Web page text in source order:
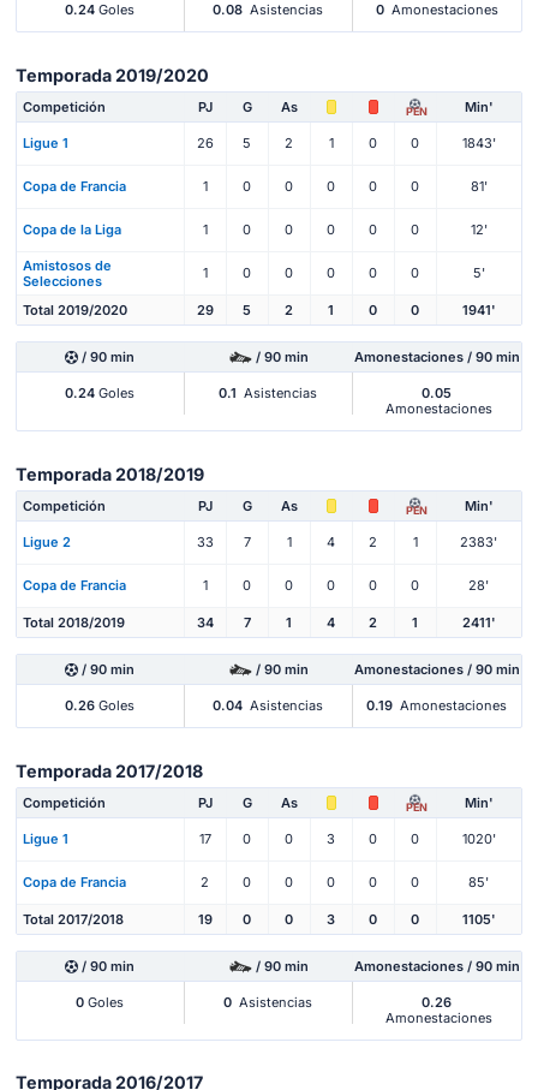
0.24 Goles 0.08 Asistencias 0 Amonestaciones
Temporada 2019/2020
Competición PJ G As PEN Min'
Ligue 1 26 5 2 1 0 0 1843'
Copa de Francia 1 0 0 0 0 0 81'
Copa de la Liga 1 0 0 0 0 0 12'
Amistosos de
Selecciones
1 0 0 0 0 0 5'
Total 2019/2020 29 5 2 1 0 0 1941'
/ 90 min / 90 min Amonestaciones / 90 min
0.24 Goles 0.1 Asistencias
0.05
Amonestaciones
Temporada 2018/2019
Competición PJ G As PEN Min'
Ligue 2 33 7 1 4 2 1 2383'
Copa de Francia 1 0 0 0 0 0 28'
Total 2018/2019 34 7 1 4 2 1 2411'
/ 90 min / 90 min Amonestaciones / 90 min
0.26 Goles 0.04 Asistencias 0.19 Amonestaciones
Temporada 2017/2018
Competición PJ G As PEN Min'
Ligue 1 17 0 0 3 0 0 1020'
Copa de Francia 2 0 0 0 0 0 85'
Total 2017/2018 19 0 0 3 0 0 1105'
/ 90 min / 90 min Amonestaciones / 90 min
0 Goles 0 Asistencias
0.26
Amonestaciones
Temporada 2016/2017